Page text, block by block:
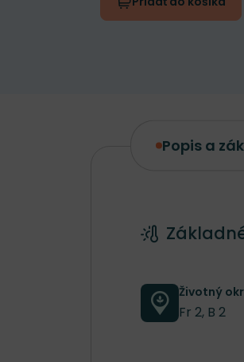
Popis a
Popis a
Životný
Fr 2, B 2